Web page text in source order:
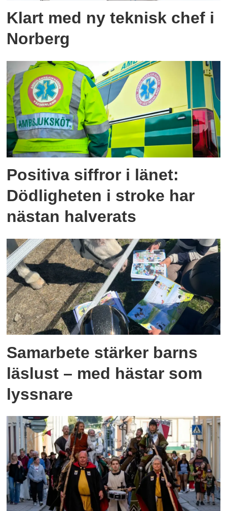
Klart med ny teknisk chef i
Norberg
Positiva siffror i länet:
Dödligheten i stroke har
nästan halverats
Samarbete stärker barns
läslust – med hästar som
lyssnare